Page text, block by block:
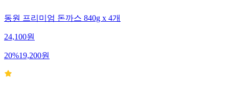
동원 프리미엄 돈까스 840g x 4개
24,100원
20%19,200원